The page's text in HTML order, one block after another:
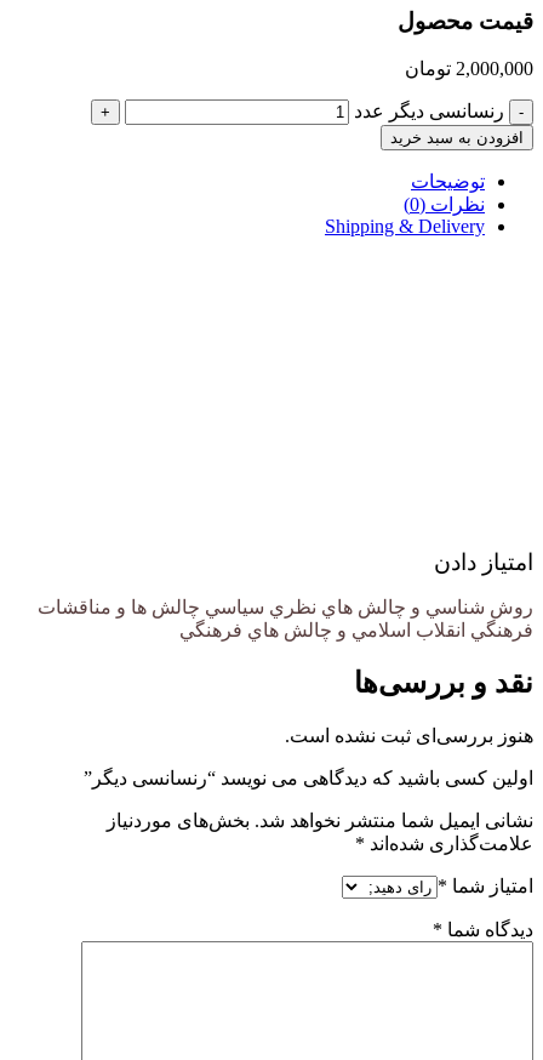
قیمت محصول
2,000,000 تومان
- رنسانسی دیگر عدد
+
افزودن به سبد خرید
توضیحات
نظرات (0)
Shipping & Delivery
امتیاز دادن
روش شناسي و چالش هاي نظري سياسي چالش ها و مناقشات
فرهنگي انقلاب اسلامي و چالش هاي فرهنگي
نقد و بررسی‌ها
هنوز بررسی‌ای ثبت نشده است.
اولین کسی باشید که دیدگاهی می نویسد “رنسانسی دیگر”
نشانی ایمیل شما منتشر نخواهد شد. بخش‌های موردنیاز
علامت‌گذاری شده‌اند *
امتیاز شما *
دیدگاه شما *